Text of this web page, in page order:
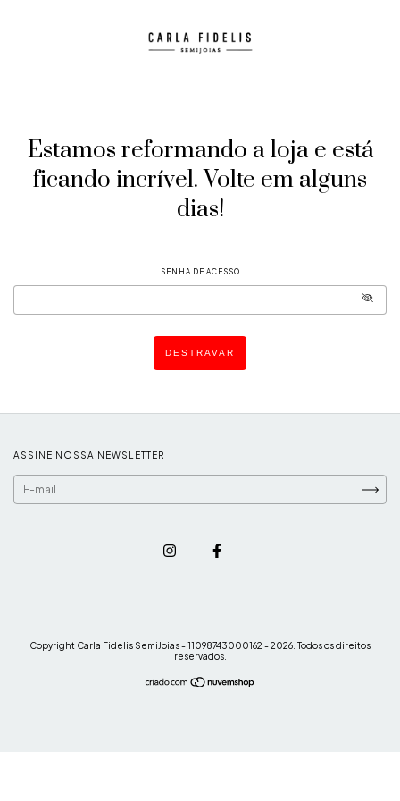
Estamos reformando a loja e está
ficando incrível. Volte em alguns
dias!
SENHA DE ACESSO
DESTRAVAR
ASSINE NOSSA NEWSLETTER
Copyright Carla Fidelis SemiJoias - 11098743000162 - 2026. Todos os direitos
reservados.